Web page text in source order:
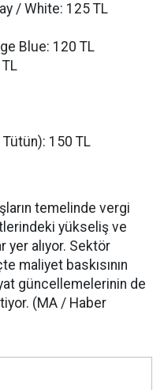
/ White: 125 TL
Blue: 120 TL
Tütün): 150 TL
temelinde vergi
yükseliş ve
yer alıyor. Sektör
maliyet baskısının
güncellemelerinin de
(MA / Haber